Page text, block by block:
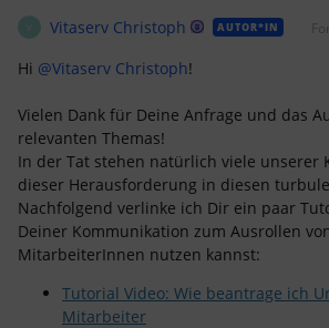
Vitaserv Christoph AUTOR*IN
Hi @Vitaserv Christoph!
Vielen Dank für Deine Anfrage und das
relevanten Themas!
In der Tat stehen natürlich viele unserer
dieser Herausforderung in diesen
Nachfolgend verlinke ich Dir ein paar
Deiner Kommunikation zum Ausrollen
MitarbeiterInnen nutzen kannst:
Tutorial Video: Wie beantrage ich
Mitarbeiter